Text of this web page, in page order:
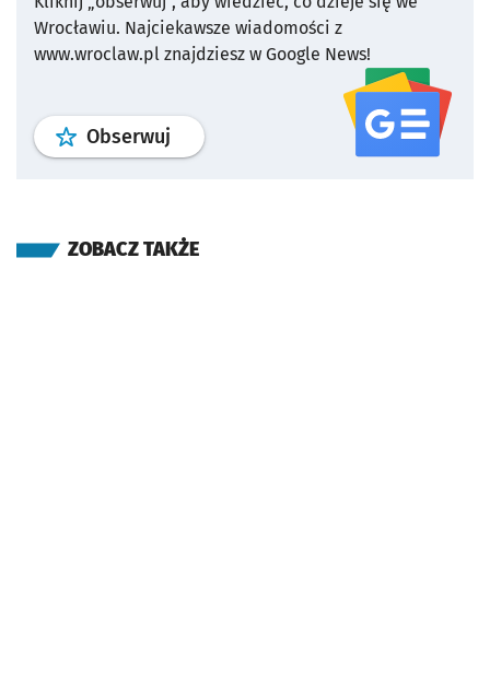
Wrocławiu. Najciekawsze wiadomości z
www.wroclaw.pl znajdziesz w Google News!
Obserwuj profil serwisu
ZOBACZ TAKŻE